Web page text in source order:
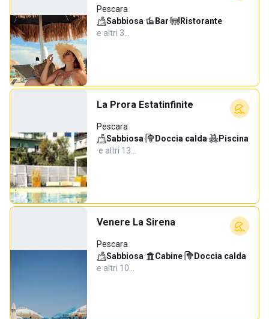
Pescara
Sabbiosa· Bar· Ristorante·
e altri 3…
La Prora Estatinfinite
Pescara
Sabbiosa· Doccia calda·
Piscina
·e altri 13…
Venere La Sirena
Pescara
Sabbiosa· Cabine· Doccia calda·
e altri 10…